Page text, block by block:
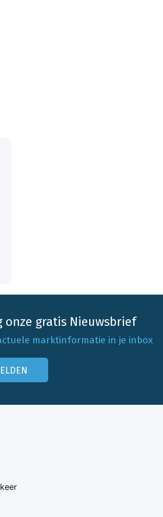
onze gratis Nieuwsbrief
marktinformatie in je inbox